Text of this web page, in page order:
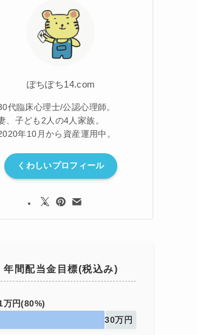
ぽちぽち14.com
臨床心理士/公認心理師。
子ども2人の4人家族。
年10月から資産運用中。
くわしいプロフィール
年間配当金目標(税込み)
万円(80%)
30万円